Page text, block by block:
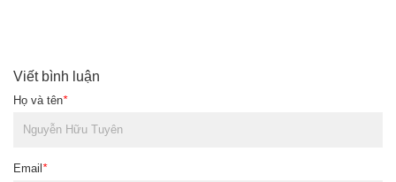
Viết bình luận
Họ và tên*
Email *